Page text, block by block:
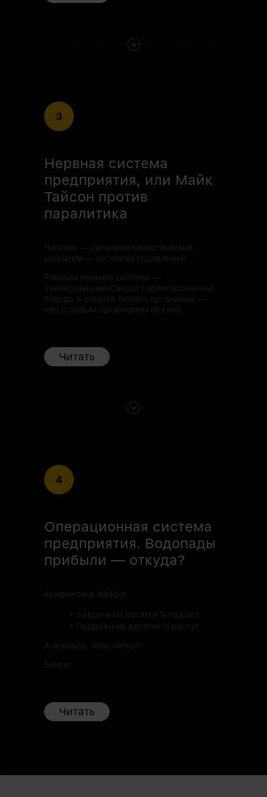
3
Нервная система
предприятия, или Майк
Тайсон против
паралитика
Человек — организм биологический,
компания — организм социальный.
Рабочая нервная система —
Универсальный Секрет гарантированной
победы в схватке любого организма, —
над с любым организмом без неё.
Читать
4
Операционная система
предприятия. Водопады
прибыли — откуда?
Арифметика dia$par:
• Затраты на десятки % падают
Продажи на десятки % растут
А прибыль, получается?..
Бинго!
Читать